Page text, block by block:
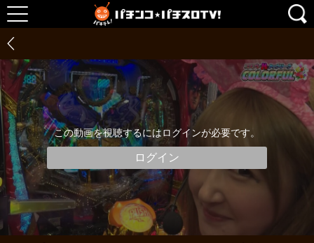
この動画を視聴するにはログインが必要です。
ログイン